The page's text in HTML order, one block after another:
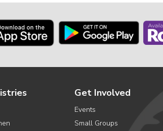
Get Involved
Events
Small Groups